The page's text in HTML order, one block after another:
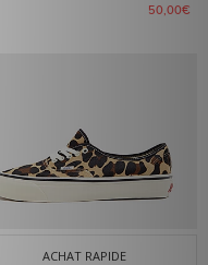
50,00€
ACHAT RAPIDE